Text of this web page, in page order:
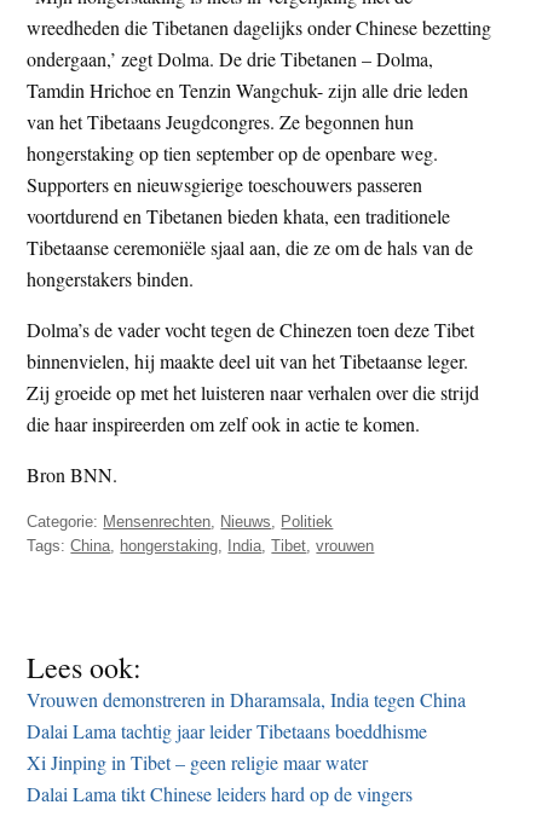
wreedheden die Tibetanen dagelijks onder Chinese bezetting
ondergaan,’ zegt Dolma. De drie Tibetanen – Dolma,
Tamdin Hrichoe en Tenzin Wangchuk- zijn alle drie leden
van het Tibetaans Jeugdcongres. Ze begonnen hun
hongerstaking op tien september op de openbare weg.
Supporters en nieuwsgierige toeschouwers passeren
voortdurend en Tibetanen bieden khata, een traditionele
Tibetaanse ceremoniële sjaal aan, die ze om de hals van de
hongerstakers binden.
Dolma’s de vader vocht tegen de Chinezen toen deze Tibet
binnenvielen, hij maakte deel uit van het Tibetaanse leger.
Zij groeide op met het luisteren naar verhalen over die strijd
die haar inspireerden om zelf ook in actie te komen.
Bron BNN.
Categorie: Mensenrechten Nieuws
Politiek
Tags:China hongerstaking India ,Tibet ,vrouwen
Lees ook:
Vrouwen demonstreren in Dharamsala, India tegen China
Dalai Lama tachtig jaar leider Tibetaans boeddhisme
Xi Jinping in Tibet – geen religie maar water
Dalai Lama tikt Chinese leiders hard op de vingers